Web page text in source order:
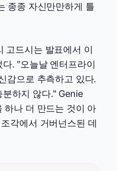
종종 자신만만하게 틀
고드시는 발표에서 이
. "오늘날 엔터프라이
감으로 추측하고 있다.
하지 않다." Genie
하나 더 만드는 것이 아
각에서 거버넌스된 데